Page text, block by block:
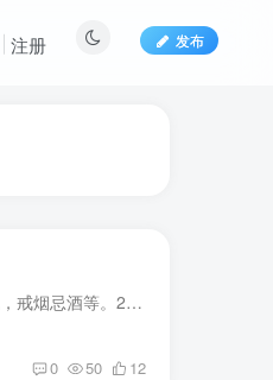
发布
注册
【推荐答案】1、忌辛辣刺激油腻，戒烟忌酒等。2、清洁皮肤。3化妆品适宜。4、生活作息规律。5、避免刺激皮肤，如挤压、搔抓等
0 50 12